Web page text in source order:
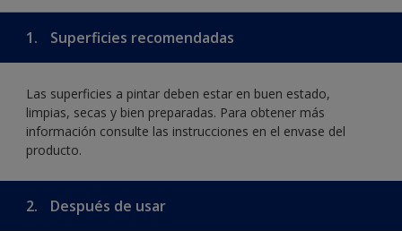
1. Superficies recomendadas
Las superficies a pintar deben estar en buen estado,
limpias, secas y bien preparadas. Para obtener más
información consulte las instrucciones en el envase del
producto.
2. Después de usar